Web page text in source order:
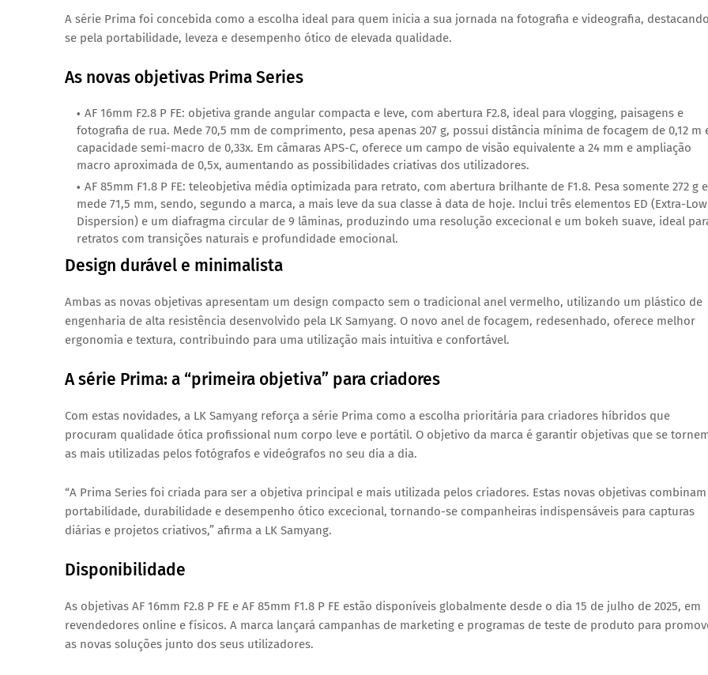
A série Prima foi concebida como a escolha ideal para quem inicia a sua jornada na fotografia e videografia,
se pela portabilidade, leveza e desempenho ótico de elevada qualidade.
As novas objetivas Prima Series
AF 16mm F2.8 P FE: objetiva grande angular compacta e leve, com abertura F2.8, ideal para vlogging, paisagens e
fotografia de rua. Mede 70,5 mm de comprimento, pesa apenas 207 g, possui distância mínima de focagem de 0,12 m
capacidade semi-macro de 0,33x. Em câmaras APS-C, oferece um campo de visão equivalente a 24 mm e ampliação
macro aproximada de 0,5x, aumentando as possibilidades criativas dos utilizadores.
AF 85mm F1.8 P FE: teleobjetiva média optimizada para retrato, com abertura brilhante de F1.8. Pesa somente 272 g e
mede 71,5 mm, sendo, segundo a marca, a mais leve da sua classe à data de hoje. Inclui três elementos ED (Extra-Low
Dispersion) e um diafragma circular de 9 lâminas, produzindo uma resolução excecional e um bokeh suave, ideal
retratos com transições naturais e profundidade emocional.
Design durável e minimalista
Ambas as novas objetivas apresentam um design compacto sem o tradicional anel vermelho, utilizando um plástico de
engenharia de alta resistência desenvolvido pela LK Samyang. O novo anel de focagem, redesenhado, oferece melhor
ergonomia e textura, contribuindo para uma utilização mais intuitiva e confortável.
A série Prima: a “primeira objetiva” para criadores
Com estas novidades, a LK Samyang reforça a série Prima como a escolha prioritária para criadores híbridos que
procuram qualidade ótica profissional num corpo leve e portátil. O objetivo da marca é garantir objetivas que se
as mais utilizadas pelos fotógrafos e videógrafos no seu dia a dia.
“A Prima Series foi criada para ser a objetiva principal e mais utilizada pelos criadores. Estas novas objetivas combinam
portabilidade, durabilidade e desempenho ótico excecional, tornando-se companheiras indispensáveis para capturas
diárias e projetos criativos,” afirma a LK Samyang.
Disponibilidade
As objetivas AF 16mm F2.8 P FE e AF 85mm F1.8 P FE estão disponíveis globalmente desde o dia 15 de julho de 2025, em
revendedores online e físicos. A marca lançará campanhas de marketing e programas de teste de produto para
as novas soluções junto dos seus utilizadores.